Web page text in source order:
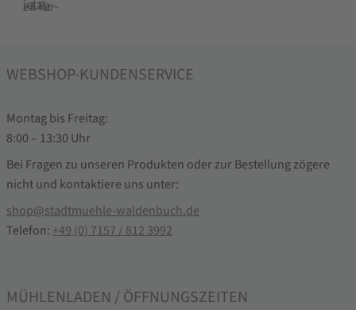
WEBSHOP-KUNDENSERVICE
Montag bis Freitag:
8:00 – 13:30 Uhr
Bei Fragen zu unseren Produkten oder zur Bestellung zögere
nicht und kontaktiere uns unter:
shop@stadtmuehle-waldenbuch.de
Telefon: +49 (0) 7157 / 812 3992
MÜHLENLADEN / ÖFFNUNGSZEITEN